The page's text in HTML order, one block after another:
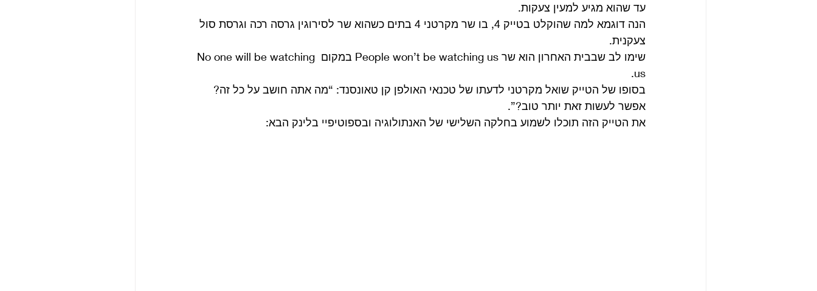
עד שהוא מגיע למעין צעקות.
הנה דוגמא למה שהוקלט בטייק 4, בו שר מקרטני 4 בתים כשהוא שר לסירוגין גרסה רכה וגרסת סול
צעקנית.
שימו לב שבבית האחרון הוא שר People won’t be watching us במקום No one will be watching
us.
בסופו של הטייק שואל מקרטני לדעתו של טכנאי האולפן קן טאונסנד: “מה אתה חושב על כל זה?
אפשר לעשות זאת יותר טוב?”.
את הטייק הזה תוכלו לשמוע בחלקה השלישי של האנתולוגיה ובספוטיפיי בלינק הבא: